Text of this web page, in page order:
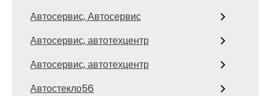
Автосервис, Автосервис
Автосервис, автотехцентр
Автосервис, автотехцентр
Автостекло56